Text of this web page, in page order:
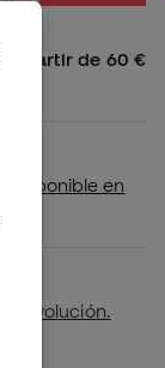
a partir de 60 €
disponible en
devolución.